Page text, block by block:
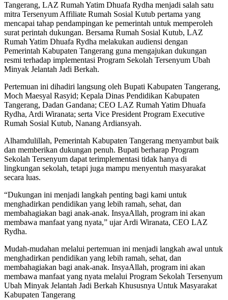
Tangerang, LAZ Rumah Yatim Dhuafa Rydha menjadi salah satu
mitra Tersenyum Affiliate Rumah Sosial Kutub pertama yang
mencapai tahap pendampingan ke pemerintah untuk memperoleh
surat perintah dukungan. Bersama Rumah Sosial Kutub, LAZ
Rumah Yatim Dhuafa Rydha melakukan audiensi dengan
Pemerintah Kabupaten Tangerang guna mengajukan dukungan
resmi terhadap implementasi Program Sekolah Tersenyum Ubah
Minyak Jelantah Jadi Berkah.
Pertemuan ini dihadiri langsung oleh Bupati Kabupaten Tangerang,
Moch Maesyal Rasyid; Kepala Dinas Pendidikan Kabupaten
Tangerang, Dadan Gandana; CEO LAZ Rumah Yatim Dhuafa
Rydha, Ardi Wiranata; serta Vice President Program Executive
Rumah Sosial Kutub, Nanang Ardiansyah.
Alhamdulillah, Pemerintah Kabupaten Tangerang menyambut baik
dan memberikan dukungan penuh. Bupati berharap Program
Sekolah Tersenyum dapat terimplementasi tidak hanya di
lingkungan sekolah, tetapi juga mampu menyentuh masyarakat
secara luas.
“Dukungan ini menjadi langkah penting bagi kami untuk
menghadirkan pendidikan yang lebih ramah, sehat, dan
membahagiakan bagi anak-anak. InsyaAllah, program ini akan
membawa manfaat yang nyata,” ujar Ardi Wiranata, CEO LAZ
Rydha.
Mudah-mudahan melalui pertemuan ini menjadi langkah awal untuk
menghadirkan pendidikan yang lebih ramah, sehat, dan
membahagiakan bagi anak-anak. InsyaAllah, program ini akan
membawa manfaat yang nyata melalui Program Sekolah Tersenyum
Ubah Minyak Jelantah Jadi Berkah Khususnya Untuk Masyarakat
Kabupaten Tangerang